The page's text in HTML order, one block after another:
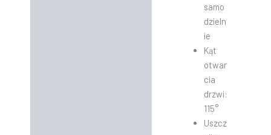
samo
dzieln
ie
Kąt
otwar
cia
drzwi:
115°
Uszcz